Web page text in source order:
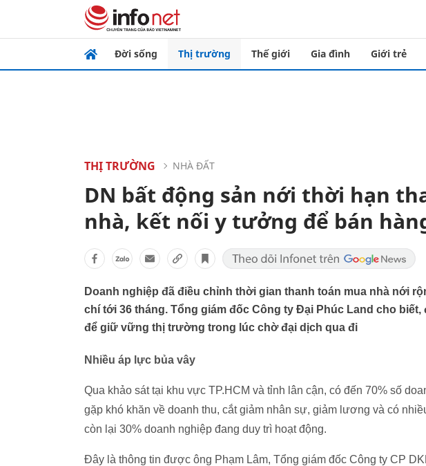
Đời sống Thị trường Thế giới Gia đình Giới trẻ
THỊ TRƯỜNG NHÀ ĐẤT
DN bất động sản nới thời hạn
nhà, kết nối y tưởng để bán
Doanh nghiệp đã điều chỉnh thời gian thanh toán mua nhà nới
chí tới 36 tháng. Tổng giám đốc Công ty Đại Phúc Land cho
để giữ vững thị trường trong lúc chờ đại dịch qua đi
Nhiều áp lực bủa vây
Qua khảo sát tại khu vực TP.HCM và tỉnh lân cận, có đến 70% số
gặp khó khăn về doanh thu, cắt giảm nhân sự, giảm lương và có
còn lại 30% doanh nghiệp đang duy trì hoạt động.
Đây là thông tin được ông Phạm Lâm, Tổng giám đốc Công ty CP